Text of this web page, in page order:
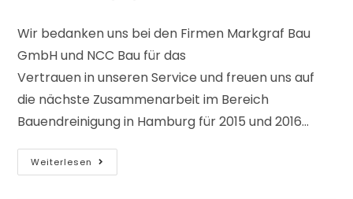
Wir bedanken uns bei den Firmen Markgraf Bau
GmbH und NCC Bau für das
Vertrauen in unseren Service und freuen uns auf
die nächste Zusammenarbeit im Bereich
Bauendreinigung in Hamburg für 2015 und 2016...
Weiterlesen